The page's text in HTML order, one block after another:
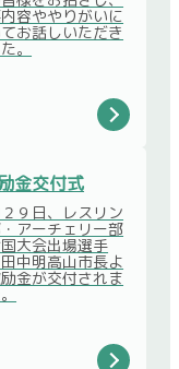
容ややりがいに
お話しいただき
。
金交付式
２９日、レスリン
アーチェリー部
大会出場選手
中明高山市長よ
金が交付されま